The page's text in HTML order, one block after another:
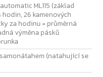
ML115 (základ
26 kamenových
za hodinu = průměrná
výměna pásků
(natahující se